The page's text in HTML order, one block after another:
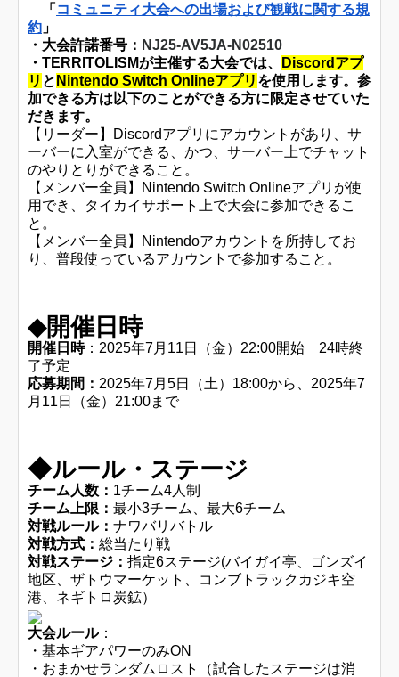
「 コミュニティ大会への出場および観戦に関する規
約 」
・大会許諾番号： NJ25-AV5JA-N02510
・TERRITOLISMが主催する大会では、
Discordアプ
リ と Nintendo Switch Onlineアプリ を使用します。参
加できる方は以下のことができる方に限定させていた
だきます。
【リーダー】Discordアプリにアカウントがあり、サ
ーバーに入室ができる、かつ、サーバー上でチャット
のやりとりができること。
【メンバー全員】Nintendo Switch Onlineアプリが使
用でき、タイカイサポート上で大会に参加できるこ
と。
【メンバー全員】Nintendoアカウントを所持してお
り、普段使っているアカウントで参加すること。
◆開催日時
開催日時 ：2025年7月11日（金）22:00開始 24時終
了予定
応募期間： 2025年7月5日（土）18:00から、2025年7
月11日（金）21:00まで
◆ルール・ステージ
チーム人数： 1チーム4人制
チーム上限： 最小3チーム、最大6チーム
対戦ルール： ナワバリバトル
対戦方式： 総当たり戦
対戦ステージ： 指定6ステージ(バイガイ亭、ゴンズイ
地区、ザトウマーケット、コンブトラックカジキ空
港、ネギトロ炭鉱）
大会ルール ：
・ 基本ギアパワーのみON
・おまかせランダムロスト（試合したステージは消